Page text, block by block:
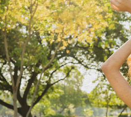
Prevenção ao Câncer